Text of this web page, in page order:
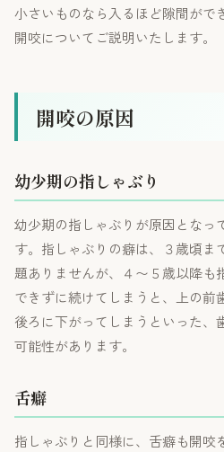
小さいものなら入るほど隙間がで
開咬についてご説明いたします。
開咬の原因
幼少期の指しゃぶり
幼少期の指しゃぶりが原因となっ
す。指しゃぶりの癖は、３歳頃ま
題ありませんが、４〜５歳以降も
できずに続けてしまうと、上の前
後ろに下がってしまうといった、
可能性があります。
舌癖
指しゃぶりと同様に、舌癖も開咬